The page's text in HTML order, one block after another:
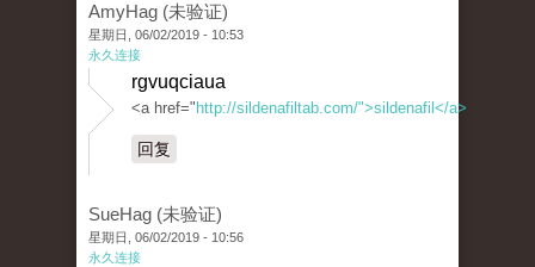
AmyHag (未验证)
星期日, 06/02/2019 - 10:53
永久连接
rgvuqciaua
<a href=" http://sildenafiltab.com/">sildenafil</a>
回复
SueHag (未验证)
星期日, 06/02/2019 - 10:56
永久连接